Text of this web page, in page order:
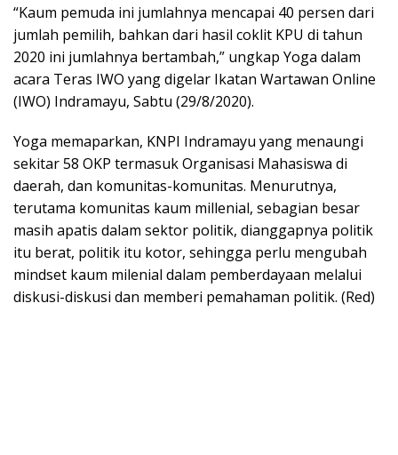
“Kaum pemuda ini jumlahnya mencapai 40 persen dari
jumlah pemilih, bahkan dari hasil coklit KPU di tahun
2020 ini jumlahnya bertambah,” ungkap Yoga dalam
acara Teras IWO yang digelar Ikatan Wartawan Online
(IWO) Indramayu, Sabtu (29/8/2020).
Yoga memaparkan, KNPI Indramayu yang menaungi
sekitar 58 OKP termasuk Organisasi Mahasiswa di
daerah, dan komunitas-komunitas. Menurutnya,
terutama komunitas kaum millenial, sebagian besar
masih apatis dalam sektor politik, dianggapnya politik
itu berat, politik itu kotor, sehingga perlu mengubah
mindset kaum milenial dalam pemberdayaan melalui
diskusi-diskusi dan memberi pemahaman politik. (Red)